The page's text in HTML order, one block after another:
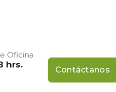
Oficina
hrs.
Contáctanos